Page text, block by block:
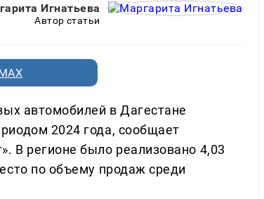
Игнатьева
Автор статьи
автомобилей в Дагестане
2024 года, сообщает
В регионе было реализовано 4,03
по объему продаж среди